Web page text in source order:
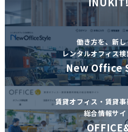
働き方を、新
レンタルオフィス
New Office
賃貸オフィス・賃貸
総合情報サイ